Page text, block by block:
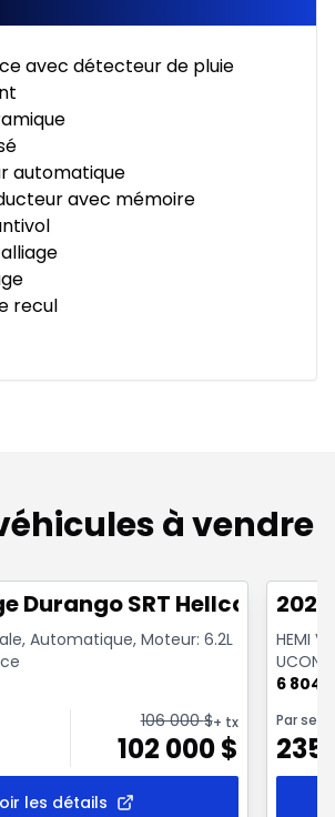
avec détecteur de pluie
automatique
avec mémoire
recul
à vendre
Durango SRT Hellcat
Automatique, Moteur: 6.2L
106 000$+ tx
102 000$
les détails
HEMI
6 804
Par
235